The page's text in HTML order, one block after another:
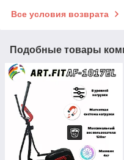
Все условия возврата
Подобные товары